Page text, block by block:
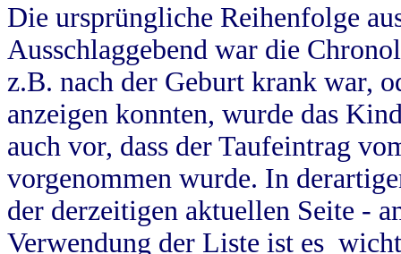
Die ursprüngliche Reihenfolge
Ausschlaggebend war die
z.B. nach der Geburt krank war,
anzeigen konnten, wurde das
auch vor, dass der Taufeintrag
vorgenommen wurde. In
der derzeitigen aktuellen Seite -
Verwendung der Liste ist es